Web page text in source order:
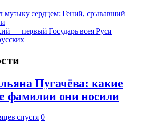
музыку сердцем: Гений, срывавший
— первый Государь всея Руси
Пугачёва: какие
фамилии они носили
спустя 0